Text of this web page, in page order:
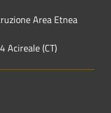
Area Etnea
Acireale (CT)